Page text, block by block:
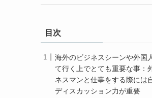
目次
海外のビジネスシーンや外国
て行く上でとても重要な事：
ネスマンと仕事をする際には
ディスカッション力が重要